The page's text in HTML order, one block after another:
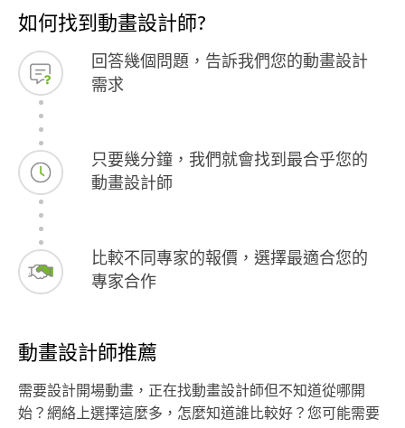
如何找到動畫設計師?
回答幾個問題，告訴我們您的動畫設計
需求
只要幾分鐘，我們就會找到最合乎您的
動畫設計師
比較不同專家的報價，選擇最適合您的
專家合作
動畫設計師推薦
需要設計開場動畫，正在找動畫設計師但不知道從哪開
始？網絡上選擇這麼多，怎麼知道誰比較好？您可能需要